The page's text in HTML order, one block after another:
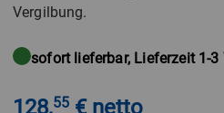
Vergilbung.
sofort lieferbar, Lieferzeit 1-3
128,55 € netto